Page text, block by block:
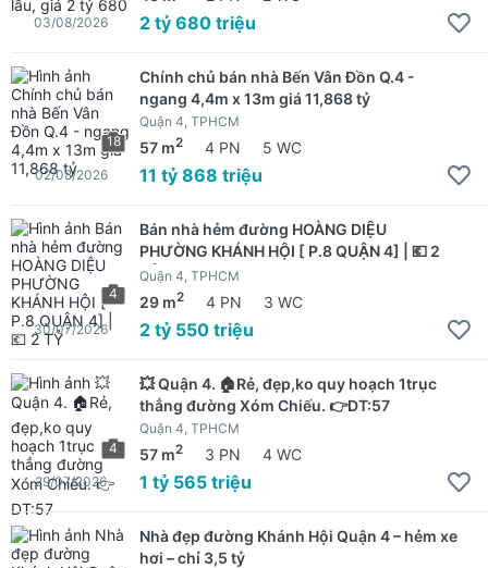
2 tỷ 680 triệu
03/08/2026
18
Chính chủ bán nhà Bến Vân Đồn Q.4 -
ngang 4,4m x 13m giá 11,868 tỷ
Quận 4, TPHCM
57 m2 4 PN 5 WC
11 tỷ 868 triệu
02/08/2026
4
Bán nhà hẻm đường HOÀNG DIỆU
PHƯỜNG KHÁNH HỘI [ P.8 QUẬN 4] | 💶 2
TỶ
Quận 4, TPHCM
29 m2 4 PN 3 WC
2 tỷ 550 triệu
30/07/2026
4
💥 Quận 4. 🏠Rẻ, đẹp,ko quy hoạch 1trục
thẳng đường Xóm Chiếu. 👉DT:57
Quận 4, TPHCM
57 m2 3 PN 4 WC
1 tỷ 565 triệu
29/07/2026
Nhà đẹp đường Khánh Hội Quận 4 – hẻm xe
hơi – chỉ 3,5 tỷ